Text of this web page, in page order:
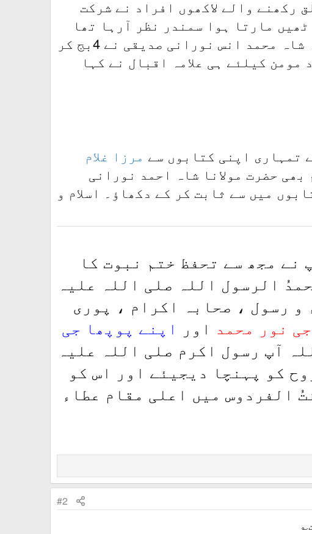
رکھنے والے لاکھوں افراد نے شرکت
مارتا ہوا سمندر نظر آرہا تھا
آپ کی نماز جنازہ آپ کے صاحبزادے اور جانشین حضرت علامہ شاہ محمد انس نورانی صدیقی نے 4بج کر
مومن کیلئے ہی علامہ اقبال نے کہا
تمہاری اپنی کتابوں سے مرزا غلام
حضرت مولانا شاہ احمد نورانی
میں سے ثابت کر کے دکھاؤ۔ اسلام و
نے مجھ سے تحفظ ختم نبوت کا
الرسول اللہ صلی اللہ علیہ
رسول ، صحابہ اکرام ، پوری
نور محمد اور
اپنے پوپھا جی
آپ رسول اکرم صلی اللہ علیہ
کو پہنچا دیجیئے اور اس کو
الفردوس میں اعلی مقام عطاء
#2